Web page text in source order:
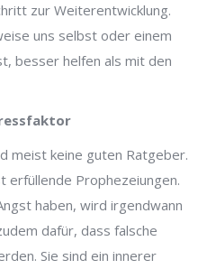
zur Weiterentwicklung.
uns selbst oder einem
besser helfen als mit den
meist keine guten Ratgeber.
erfüllende Prophezeiungen.
haben, wird irgendwann
dafür, dass falsche
Sie sind ein innerer